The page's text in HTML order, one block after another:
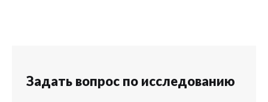
Задать вопрос по исследованию